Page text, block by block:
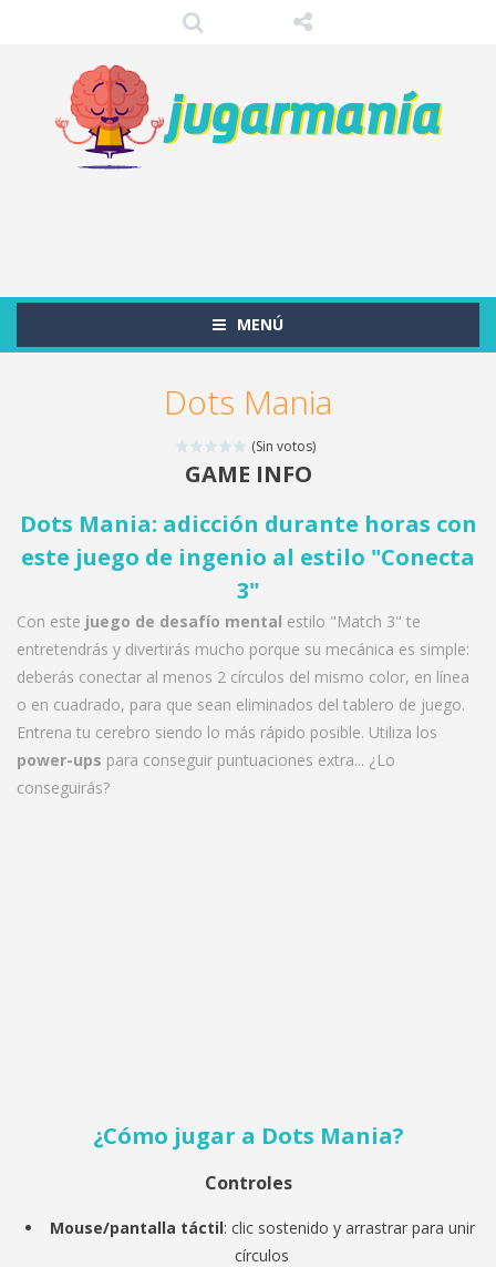
MENÚ
Dots Mania
(Sin votos)
GAME INFO
Dots Mania: adicción durante horas con
este juego de ingenio al estilo "Conecta
3"
Con este juego de desafío mental estilo "Match 3" te
entretendrás y divertirás mucho porque su mecánica es simple:
deberás conectar al menos 2 círculos del mismo color, en línea
o en cuadrado, para que sean eliminados del tablero de juego.
Entrena tu cerebro siendo lo más rápido posible. Utiliza los
power-ups para conseguir puntuaciones extra... ¿Lo
conseguirás?
¿Cómo jugar a Dots Mania?
Controles
Mouse/pantalla táctil: clic sostenido y arrastrar para unir
círculos